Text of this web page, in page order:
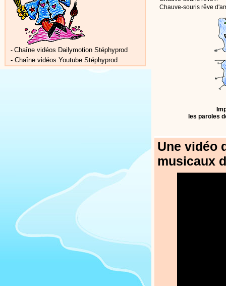
- Chaîne vidéos Dailymotion Stéphyprod
- Chaîne vidéos Youtube Stéphyprod
Chauve-souris rêve
les paroles
Une vidéo
musicaux